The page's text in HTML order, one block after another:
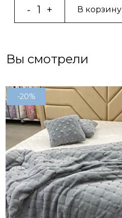
В корзину
Вы смотрели
-20%